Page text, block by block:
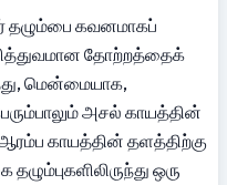
தழும்பை கவனமாகப்
தோற்றத்தைக்
மென்மையாக,
அசல் காயத்தின்
ஆரம்ப காயத்தின் தளத்திற்கு
ஒரு